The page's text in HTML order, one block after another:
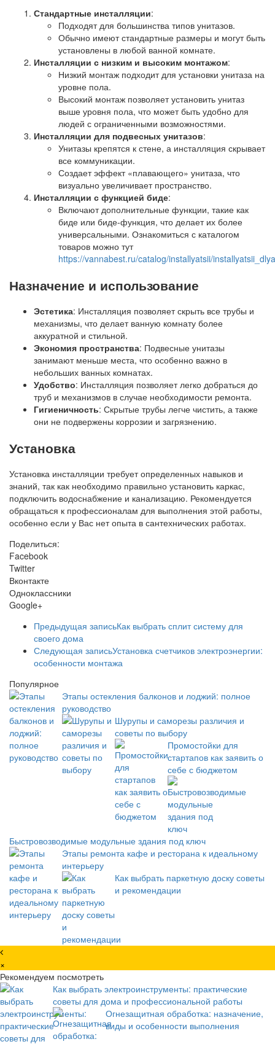
Стандартные инсталляции:
Подходят для большинства типов унитазов.
Обычно имеют стандартные размеры и могут быть
установлены в любой ванной комнате.
Инсталляции с низким и высоким монтажом:
Низкий монтаж подходит для установки унитаза на
уровне пола.
Высокий монтаж позволяет установить унитаз
выше уровня пола, что может быть удобно для
людей с ограниченными возможностями.
Инсталляции для подвесных унитазов:
Унитазы крепятся к стене, а инсталляция скрывает
все коммуникации.
Создает эффект «плавающего» унитаза, что
визуально увеличивает пространство.
Инсталляции с функцией биде:
Включают дополнительные функции, такие как
биде или биде-функция, что делает их более
универсальными. Ознакомиться с каталогом
товаров можно тут
https://vannabest.ru/catalog/installyatsii/
Назначение и использование
Эстетика: Инсталляция позволяет скрыть все трубы и
механизмы, что делает ванную комнату более
аккуратной и стильной.
Экономия пространства: Подвесные унитазы
занимают меньше места, что особенно важно в
небольших ванных комнатах.
Удобство: Инсталляция позволяет легко добраться до
труб и механизмов в случае необходимости ремонта.
Гигиеничность: Скрытые трубы легче чистить, а также
они не подвержены коррозии и загрязнению.
Установка
Установка инсталляции требует определенных навыков и
знаний, так как необходимо правильно установить каркас,
подключить водоснабжение и канализацию. Рекомендуется
обращаться к профессионалам для выполнения этой работы,
особенно если у Вас нет опыта в сантехнических работах.
Поделиться:
Facebook
Twitter
Вконтакте
Одноклассники
Google+
Предыдущая записьКак выбрать сплит систему для
своего дома
Следующая записьУстановка счетчиков электроэнергии:
особенности монтажа
Популярное
Этапы остекления балконов и лоджий: полное
руководство
Шурупы и саморезы различия и
советы по выбору
Промостойки для
стартапов как заявить о
себе с бюджетом
Быстровозводимые модульные здания под ключ
Этапы ремонта кафе и ресторана к идеальному
интерьеру
Как выбрать паркетную доску советы
и рекомендации
×
Рекомендуем посмотреть
Как выбрать электроинструменты: практические
советы для дома и профессиональной работы
Огнезащитная обработка: назначение,
виды и особенности выполнения